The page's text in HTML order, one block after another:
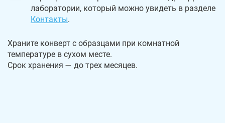
лаборатории, который можно увидеть в разделе
Контакты.
Храните конверт с образцами при комнатной
температуре в сухом месте.
Срок хранения — до трех месяцев.